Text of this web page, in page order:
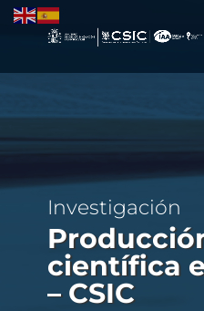
Investigación
científica
– CSIC